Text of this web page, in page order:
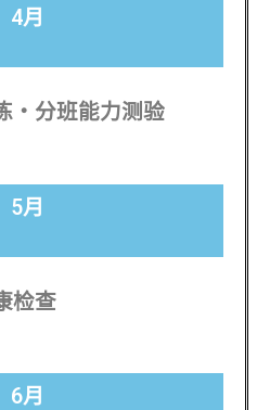
4月
・分班能力测验
5月
检查
6月